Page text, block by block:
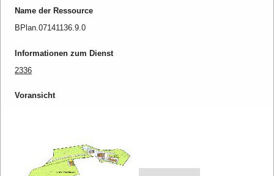
Name der Ressource
BPlan.07141136.9.0
Informationen zum Dienst
2336
Voransicht